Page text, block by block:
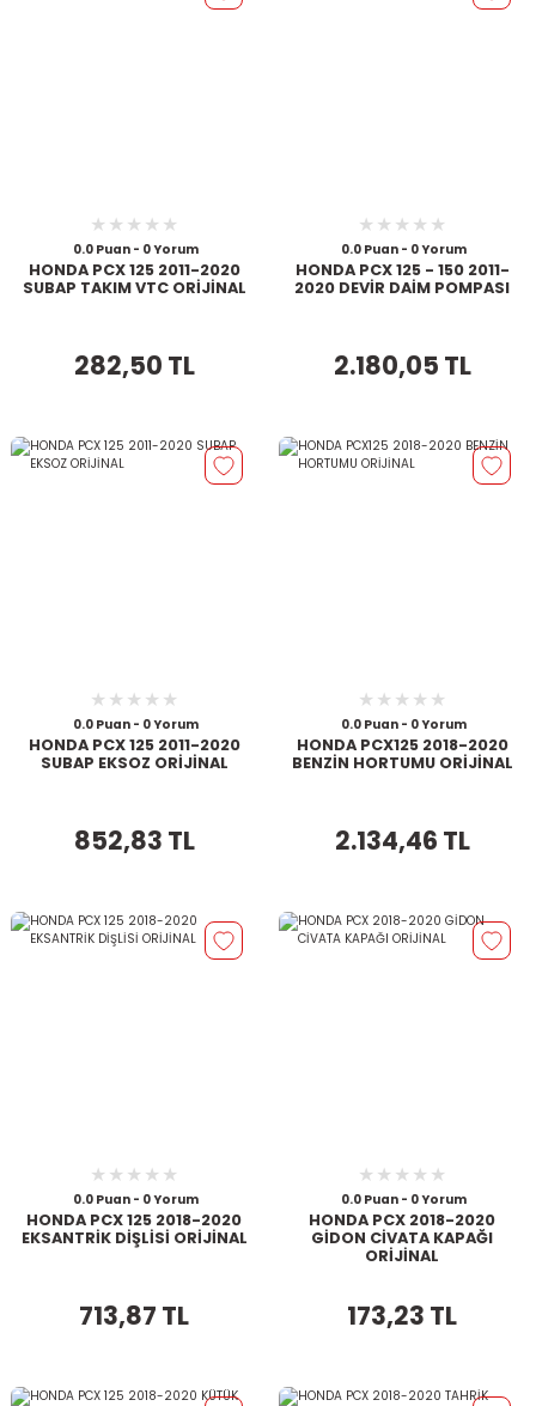
0.0 Puan - 0 Yorum
HONDA PCX 125 2011-2020
SUBAP TAKIM VTC ORİJİNAL
282,50 TL
0.0 Puan - 0 Yorum
HONDA PCX 125 - 150 2011-
2020 DEVİR DAİM POMPASI
2.180,05 TL
0.0 Puan - 0 Yorum
HONDA PCX 125 2011-2020
SUBAP EKSOZ ORİJİNAL
852,83 TL
0.0 Puan - 0 Yorum
HONDA PCX125 2018-2020
BENZİN HORTUMU ORİJİNAL
2.134,46 TL
0.0 Puan - 0 Yorum
HONDA PCX 125 2018-2020
EKSANTRİK DİŞLİSİ ORİJİNAL
713,87 TL
0.0 Puan - 0 Yorum
HONDA PCX 2018-2020
GİDON CİVATA KAPAĞI
ORİJİNAL
173,23 TL